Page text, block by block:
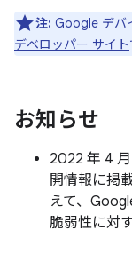
注: Google デバ
デベロッパー サイト
お知らせ
2022 年 4
開情報に掲
えて、
脆弱性に対